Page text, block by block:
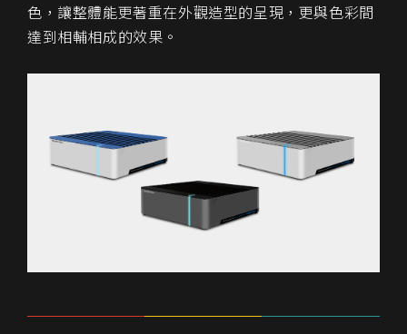
色，讓整體能更著重在外觀造型的呈現，更與色彩間
達到相輔相成的效果。